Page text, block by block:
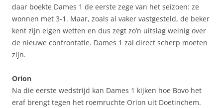
daar boekte Dames 1 de eerste zege van het seizoen: ze
wonnen met 3-1. Maar, zoals al vaker vastgesteld, de beker
kent zijn eigen wetten en dus zegt zo’n uitslag weinig over
de nieuwe confrontatie. Dames 1 zal direct scherp moeten
zijn.
Orion
Na die eerste wedstrijd kan Dames 1 kijken hoe Bovo het
eraf brengt tegen het roemruchte Orion uit Doetinchem.